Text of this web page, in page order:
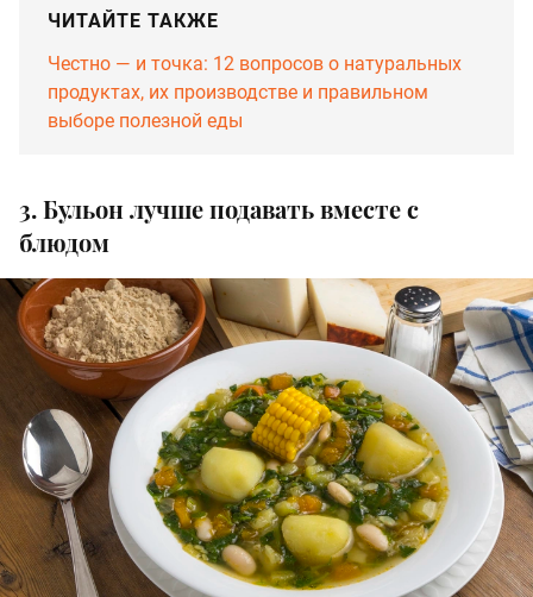
ЧИТАЙТЕ ТАКЖЕ
Честно — и точка: 12 вопросов о натуральных
продуктах, их производстве и правильном
выборе полезной еды
3. Бульон лучше подавать вместе с
блюдом